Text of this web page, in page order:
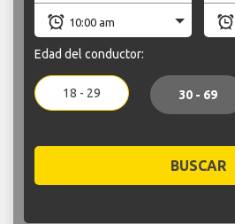
Edad del conductor:
18 - 29 30 - 69
BUSCAR